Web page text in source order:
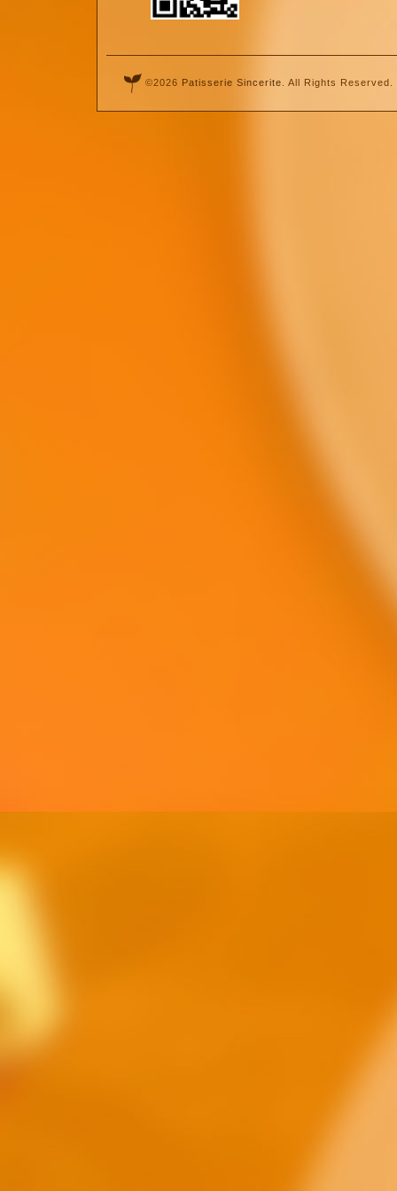
©2026 Patisserie Sincerite . All Rights Reserved.